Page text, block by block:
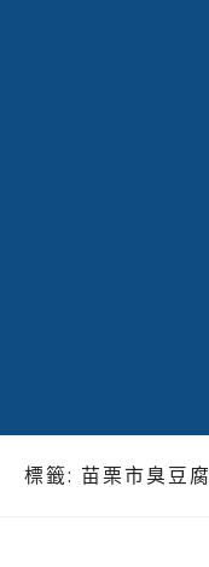
標籤: 苗栗市臭豆腐